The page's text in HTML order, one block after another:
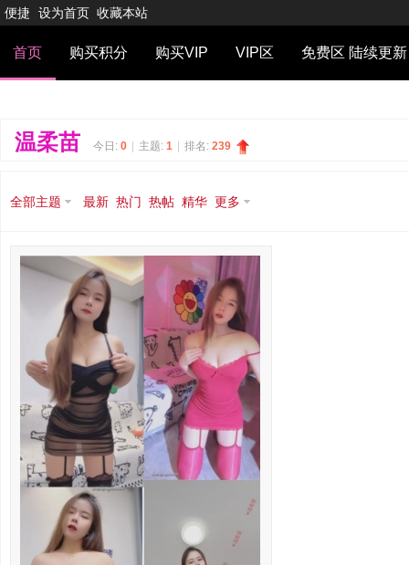
便捷 设为首页 收藏本站
首页 购买积分 购买VIP VIP区 免费区 陆续更新
温柔苗 今日: 0 主题: 1 排名: 239
全部主题 最新 热门 热帖 精华 更多